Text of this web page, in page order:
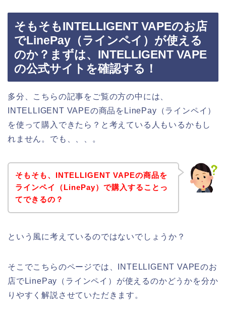
そもそもINTELLIGENT VAPEのお店
でLinePay（ラインペイ）が使える
のか？まずは、INTELLIGENT VAPE
の公式サイトを確認する！
多分、こちらの記事をご覧の方の中には、
INTELLIGENT VAPEの商品をLinePay（ラインペイ）
を使って購入できたら？と考えている人もいるかもし
れません。でも、、、。
そもそも、INTELLIGENT VAPEの商品を
ラインペイ（LinePay）で購入することっ
てできるの？
という風に考えているのではないでしょうか？
そこでこちらのページでは、INTELLIGENT VAPEのお
店でLinePay（ラインペイ）が使えるのかどうかを分か
りやすく解説させていただきます。